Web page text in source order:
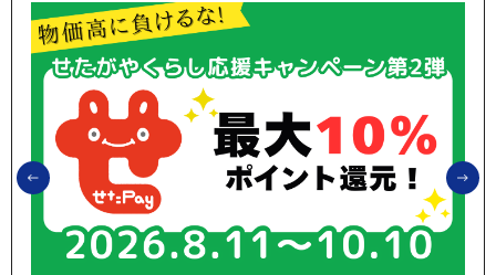
前のスライドを表示